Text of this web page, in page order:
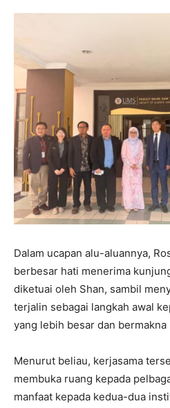
Dalam ucapan alu-aluannya,
berbesar hati menerima
diketuai oleh Shan, sambil
terjalin sebagai langkah awal
yang lebih besar dan bermakna
Menurut beliau, kerjasama
membuka ruang kepada
manfaat kepada kedua-dua